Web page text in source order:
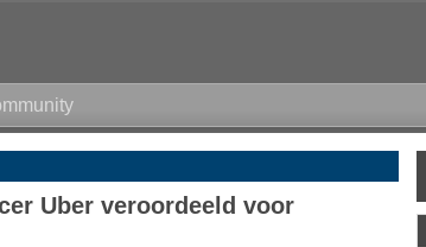
Uber veroordeeld voor